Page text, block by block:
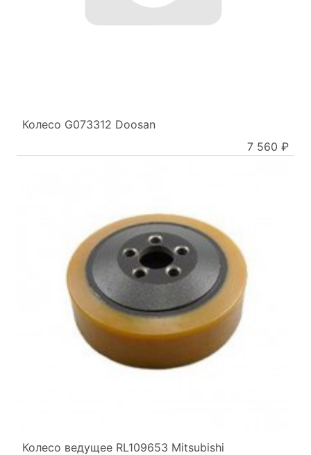
Колесо G073312 Doosan
7 560 ₽
Колесо ведущее RL109653 Mitsubishi